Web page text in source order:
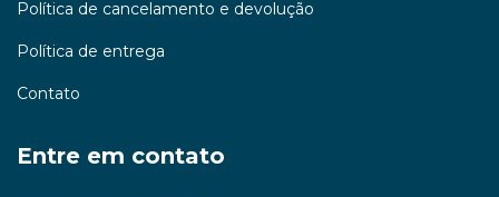
Política de cancelamento e devolução
Política de entrega
Contato
Entre em contato